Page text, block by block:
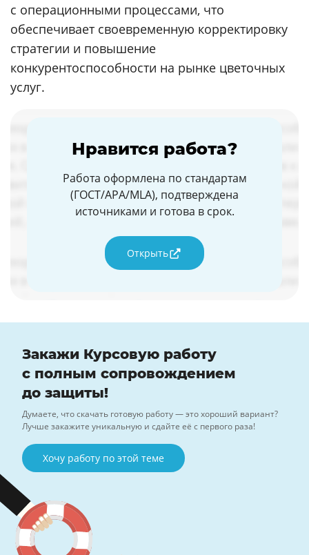
с операционными процессами, что
обеспечивает своевременную корректировку
стратегии и повышение
конкурентоспособности на рынке цветочных
услуг.
Нравится работа?
Работа оформлена по стандартам
(ГОСТ/APA/MLA), подтверждена
источниками и готова в срок.
Открыть
Закажи Курсовую работу
с полным сопровождением
до защиты!
Думаете, что скачать готовую работу — это хороший вариант?
Лучше закажите уникальную и сдайте её с первого раза!
Хочу работу по этой теме